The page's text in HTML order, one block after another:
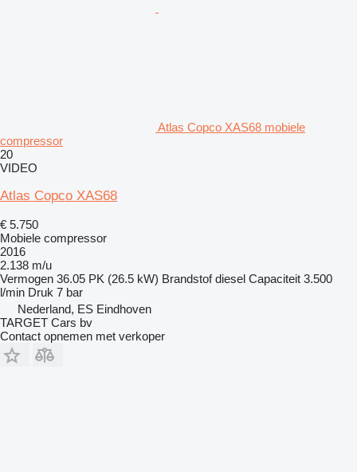
Atlas Copco XAS68 mobiele
compressor
20
VIDEO
Atlas Copco XAS68
€ 5.750
Mobiele compressor
2016
2.138 m/u
Vermogen 36.05 PK (26.5 kW) Brandstof diesel Capaciteit 3.500
l/min Druk 7 bar
Nederland, ES Eindhoven
TARGET Cars bv
Contact opnemen met verkoper